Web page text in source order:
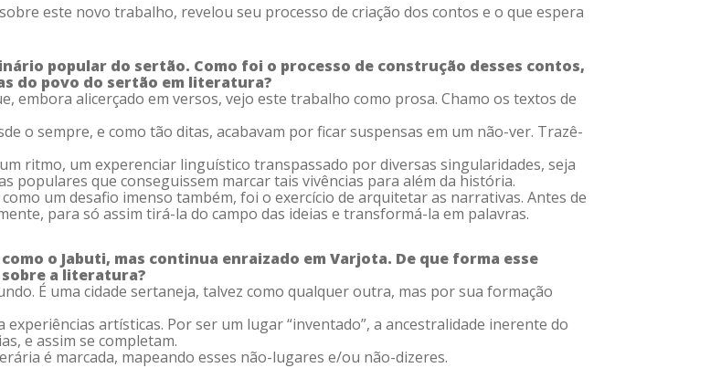
este novo trabalho, revelou seu processo de criação dos contos e o que espera
popular do sertão. Como foi o processo de construção desses contos,
do povo do sertão em literatura?
embora alicerçado em versos, vejo este trabalho como prosa. Chamo os textos de
o sempre, e como tão ditas, acabavam por ficar suspensas em um não-ver. Trazê-
ritmo, um experenciar linguístico transpassado por diversas singularidades, seja
que conseguissem marcar tais vivências para além da história.
um desafio imenso também, foi o exercício de arquitetar as narrativas. Antes de
para só assim tirá-la do campo das ideias e transformá-la em palavras.
o Jabuti, mas continua enraizado em Varjota. De que forma esse
a literatura?
É uma cidade sertaneja, talvez como qualquer outra, mas por sua formação
artísticas. Por ser um lugar “inventado”, a ancestralidade inerente do
e assim se completam.
é marcada, mapeando esses não-lugares e/ou não-dizeres.